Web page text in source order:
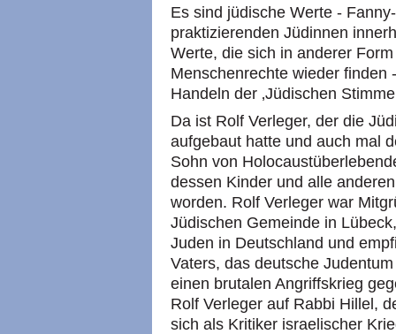
Es sind jüdische Werte -
praktizierenden Jüdinnen
Werte, die sich in anderer
Menschenrechte wieder finden
Handeln der ‚Jüdischen
Da ist Rolf Verleger, der die
aufgebaut hatte und auch mal
Sohn von
dessen Kinder und alle
worden. Rolf Verleger war
Jüdischen Gemeinde in
Juden in Deutschland und
Vaters, das deutsche
einen brutalen Angriffskrieg
Rolf Verleger auf Rabbi Hillel,
sich als Kritiker israelischer